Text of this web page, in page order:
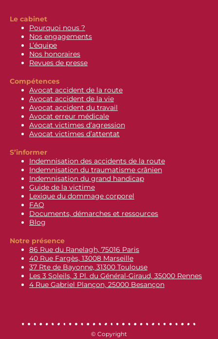
Le cabinet
Pourquoi nous ?
Nos engagements
L’équipe
Nos honoraires
Revues de presse
Compétences
Avocat accident de la route
Avocat accident de la vie
Avocat accident du travail
Avocat erreur médicale
Avocat victimes d’agression
Avocat victimes d’attentat
S’informer
Indemnisation des accidents de la route
Indemnisation du traumatisme crânien
Indemnisation du grand handicap
Guide de la victime
Lexique du dommage corporel
FAQ
Documents, démarches et ressources
Blog
Notre présence
86 Rue du Ranelagh, 75016 Paris
40 Rue Fargès, 13008 Marseille
37 Rte de Bayonne, 31300 Toulouse
Les 3 Soleils, 3 Pl. du Général-Giraud, 35000 Rennes
4 Rue Gabriel Plançon, 25000 Besançon
© Copyright